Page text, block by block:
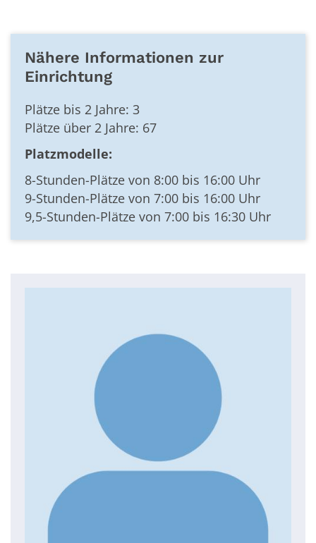
Nähere Informationen zur
Einrichtung
Plätze bis 2 Jahre: 3
Plätze über 2 Jahre: 67
Platzmodelle:
8-Stunden-Plätze von 8:00 bis 16:00 Uhr
9-Stunden-Plätze von 7:00 bis 16:00 Uhr
9,5-Stunden-Plätze von 7:00 bis 16:30 Uhr